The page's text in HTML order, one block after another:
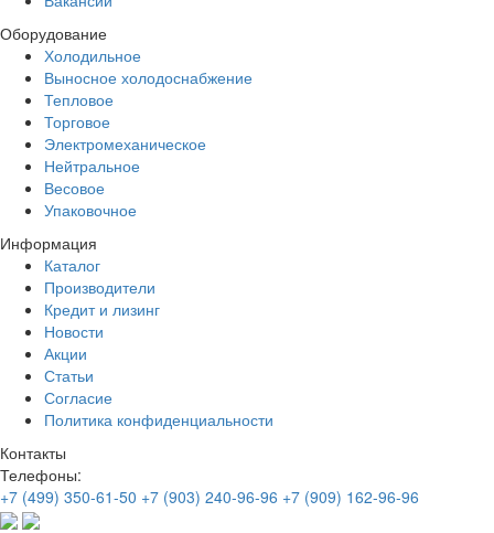
Оборудование
Холодильное
Выносное холодоснабжение
Тепловое
Торговое
Электромеханическое
Нейтральное
Весовое
Упаковочное
Информация
Каталог
Производители
Кредит и лизинг
Новости
Акции
Статьи
Согласие
Политика конфиденциальности
Контакты
Телефоны:
+7 (499) 350-61-50 +7 (903) 240-96-96 +7 (909) 162-96-96